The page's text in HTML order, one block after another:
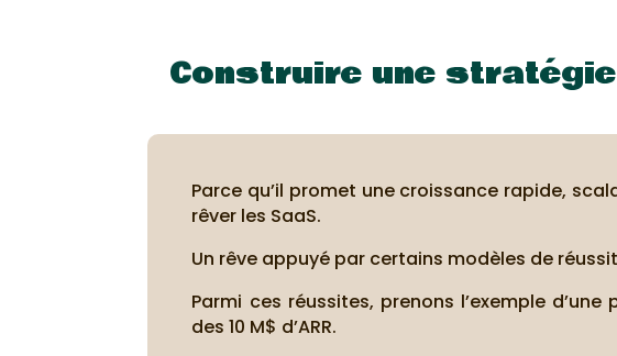
Construire une stratégie
Parce qu’il promet une croissance rapide,
rêver les SaaS.
Un rêve appuyé par certains modèles de
Parmi ces réussites, prenons l’exemple
des 10 M$ d’ARR.